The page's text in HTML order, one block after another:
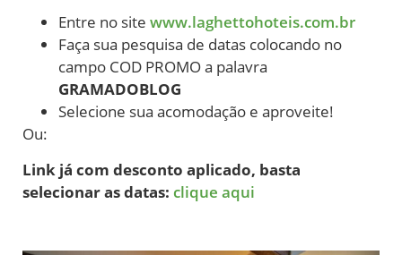
Entre no site www.laghettohoteis.com.br
Faça sua pesquisa de datas colocando no
campo COD PROMO a palavra
GRAMADOBLOG
Selecione sua acomodação e aproveite!
Ou:
Link já com desconto aplicado, basta
selecionar as datas: clique aqui